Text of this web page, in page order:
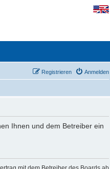
Anmelden
Registrieren
Ihnen und dem Betreiber ein